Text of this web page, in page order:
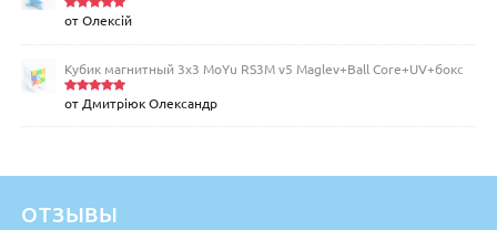
Оценка5
от Олексій
Кубик магнитный 3х3 MoYu RS3M v5 Maglev+Ball Core+UV+бокс
Оценка5
от Дмитріюк Олександр
ОТЗЫВЫ